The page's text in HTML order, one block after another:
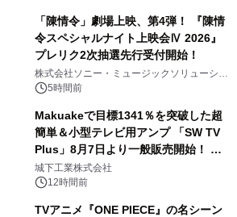
「陳情令」劇場上映、第4弾！ 『陳情
令スペシャルナイト上映会Ⅳ 2026』
プレリク2次抽選先行受付開始！
株式会社ソニー・ミュージックソリューショ
ンズ5時間前
Makuakeで目標1341％を突破した超
簡単＆小型テレビ用アンプ 「SW TV
Plus」8月7日より一般販売開始！ ケ
ーブル1本つなぐだけ、テレビの音が
ぐっと豊かに
城下工業株式会社
12時間前
TVアニメ『ONE PIECE』の名シーン